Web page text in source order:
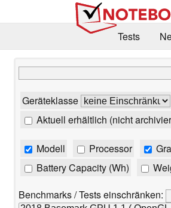
Tests
Geräteklasse
Aktuell erhältlich (nicht
Modell Processor
Battery Capacity (Wh)
Benchmarks / Tests einschränken: